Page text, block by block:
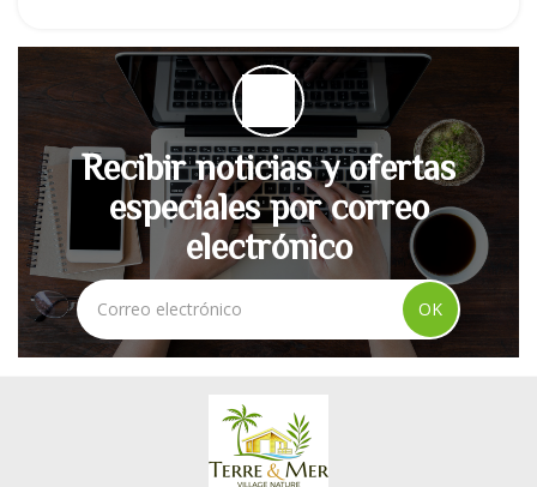
Recibir noticias y ofertas
especiales por correo
electrónico
OK